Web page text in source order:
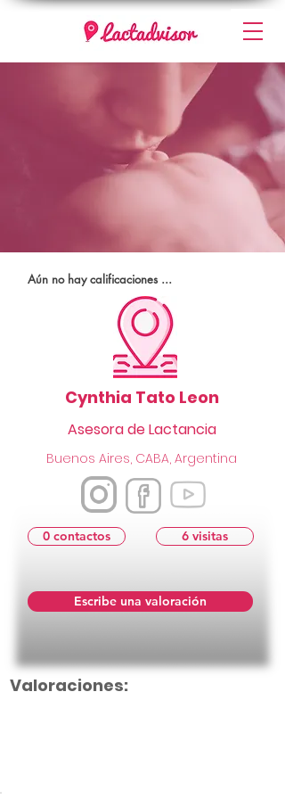
Aún no hay calificaciones ...
Cynthia Tato Leon
Asesora de Lactancia
Buenos Aires, CABA, Argentina
0 contactos 6 visitas
Escribe una valoración
Valoraciones: